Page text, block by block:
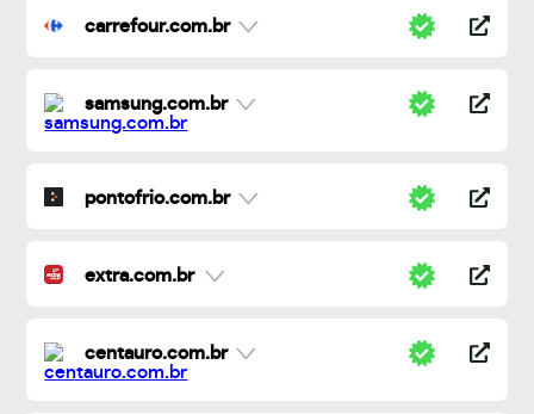
carrefour.com.br
samsung.com.br
pontofrio.com.br
extra.com.br
centauro.com.br